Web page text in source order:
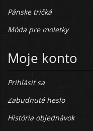
Pánske tričká
Móda pre moletky
Moje konto
Prihlásiť sa
Zabudnuté heslo
História objednávok